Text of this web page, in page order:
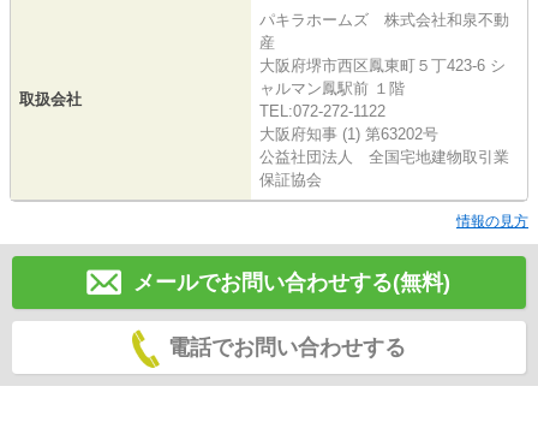
取扱会社
パキラホームズ 株式会社和泉不動
産
大阪府堺市西区鳳東町５丁423-6 シ
ャルマン鳳駅前 １階
TEL:072-272-1122
大阪府知事 (1) 第63202号
公益社団法人 全国宅地建物取引業
保証協会
情報の見方
メールでお問い合わせする(無料)
電話でお問い合わせする